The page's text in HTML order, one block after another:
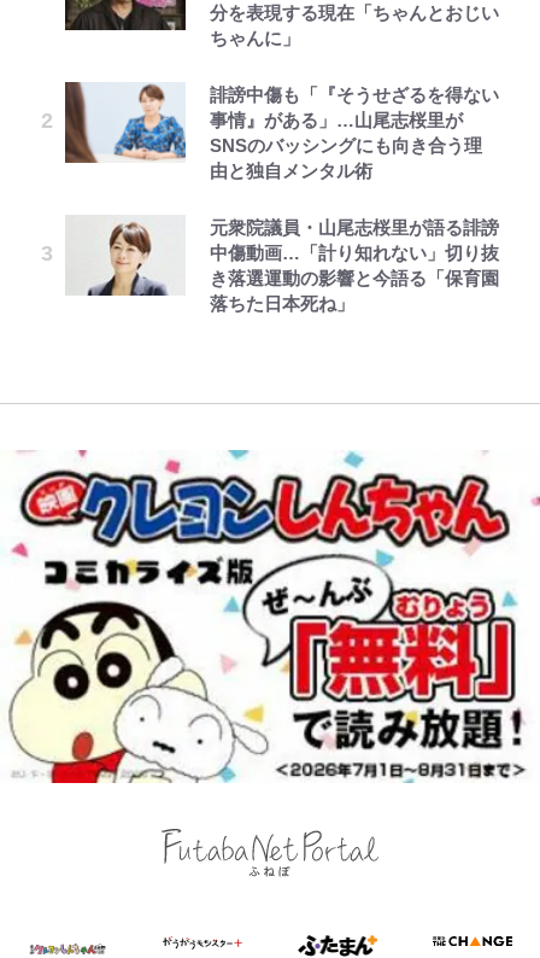
分を表現する現在「ちゃんとおじい
ちゃんに」
誹謗中傷も「『そうせざるを得ない
事情』がある」…山尾志桜里が
SNSのバッシングにも向き合う理
由と独自メンタル術
元衆院議員・山尾志桜里が語る誹謗
中傷動画…「計り知れない」切り抜
き落選運動の影響と今語る「保育園
落ちた日本死ね」
頭”や限定グッズ登場にファン感激
「これは買うしかない！」
『ONE PIECE』今後の展開に絡ん
できそうな「意味深な表紙連載」
「神」エネルの月での展開に、元王
下七武海の謎めいた過去も…
「自分の絵ごと、このジャンルはそ
ろそろ終わりかな」江口寿史が炎上
を経て樋口毅宏に語ったこと
レビュー『仮面家族』悠木シュン・
僚に“ポケカ”をプレゼント！｢薫の
笑顔見れてよかった｣｢大喜びのリ
浦和と千葉の首をかしげる主力放
出、柏リカルドの下で新加入2人が
化ける！Jリーグに必要な外国人選
制｣の大激論】(4)
W杯クオーター制への大反発か、
FIFA会長を追い詰めた｢欧州のボイ
に心配の声…ザックリ衣装にも意見
続々
千葉雄大、ほっそりイケメン近影に
「顔パンパンだったのに」反響 視
聴者が想った激変の納得理由
増」130㎏ボディに驚きと心配 過
去の「めちゃ美人」写真も再び
イドになったら笑わない貴公子様に
溺愛されました 第27話(3)
公式-ヒロインが来る前に妊娠しま
が、どうやら違うようです~ 第1話
「吾妻小富士」火口を1周する「1
時間半ハイキング」パノラマ絶景レ
アユは「怒らせて掛ける」魚だっ
た！ ルアーを追わせて釣りあげる
「アユイング」のオリジナリティ＆
やってはいけない！「キャンプツー
リング」での「NGパッキング」7
選！ 安全＆快適につながる「荷物
ボンジュールでポンジュースだゾ